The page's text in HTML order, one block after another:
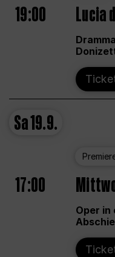
19:00 Lucia
Sa19.9.
17:00
Oper in